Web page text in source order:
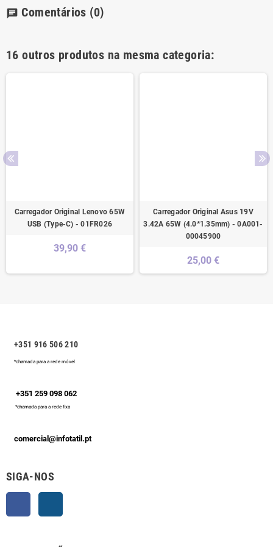
chat Comentários (0)
16 outros produtos na mesma categoria:
Carregador Original Lenovo 65W
USB (Type-C) - 01FR026
39,90 €
Carregador Original Asus 19V
3.42A 65W (4.0*1.35mm) - 0A001-
00045900
25,00 €
+351 916 506 210
*chamada para a rede móvel
+351 259 098 062
*chamada para a rede fixa
comercial@infotatil.pt
SIGA-NOS